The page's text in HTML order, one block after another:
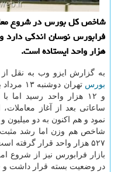
شاخص كل بورس در شروع
هزار واحد ایستاده است.
به گزارش ایزو وب به نقل
بورس
و ۱۲ هزار واحد رسید اما با افت ارزش
نمود و هم اکنون به دو میلیون و ۸ هزار واحد رسیده است.
۵۲۷ هزار واحد قرار گرفته است.
بازار فرابورس نیز از شروع
در وضعیت بسته قرار داشت و